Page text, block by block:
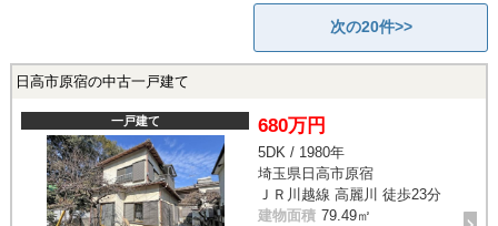
次の20件>>
日高市原宿の中古一戸建て
一戸建て 680万円
5DK / 1980年
埼玉県日高市原宿
ＪＲ川越線 高麗川 徒歩23分
建物面積 79.49㎡